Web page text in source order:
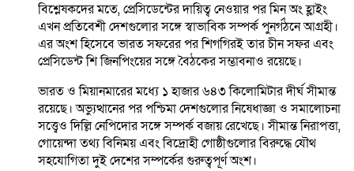
বিশ্লেষকদের মতে, প্রেসিডেন্টের দায়িত্ব নেওয়ার পর মিন অং হ্লাইং
এখন প্রতিবেশী দেশগুলোর সঙ্গে স্বাভাবিক সম্পর্ক পুনর্গঠনে আগ্রহী।
এর অংশ হিসেবে ভারত সফরের পর শিগগিরই তার চীন সফর এবং
প্রেসিডেন্ট শি জিনপিংয়ের সঙ্গে বৈঠকের সম্ভাবনাও রয়েছে।
ভারত ও মিয়ানমারের মধ্যে ১ হাজার ৬৪৩ কিলোমিটার দীর্ঘ সীমান্ত
রয়েছে। অভ্যুত্থানের পর পশ্চিমা দেশগুলোর নিষেধাজ্ঞা ও সমালোচনা
সত্ত্বেও দিল্লি নেপিদোর সঙ্গে সম্পর্ক বজায় রেখেছে। সীমান্ত নিরাপত্তা,
গোয়েন্দা তথ্য বিনিময় এবং বিদ্রোহী গোষ্ঠীগুলোর বিরুদ্ধে যৌথ
সহযোগিতা দুই দেশের সম্পর্কের গুরুত্বপূর্ণ অংশ।